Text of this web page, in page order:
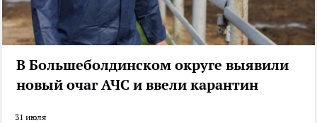
В Большеболдинском округе выявили
новый очаг АЧС и ввели карантин
31 июля